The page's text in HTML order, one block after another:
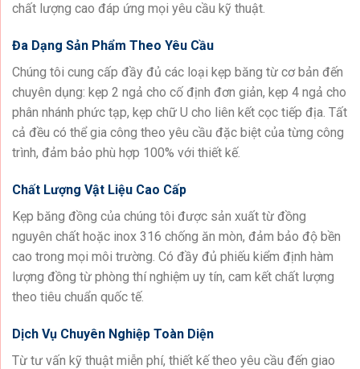
chất lượng cao đáp ứng mọi yêu cầu kỹ thuật.
Đa Dạng Sản Phẩm Theo Yêu Cầu
Chúng tôi cung cấp đầy đủ các loại kẹp băng từ cơ bản đến
chuyên dụng: kẹp 2 ngả cho cố định đơn giản, kẹp 4 ngả cho
phân nhánh phức tạp, kẹp chữ U cho liên kết cọc tiếp địa. Tất
cả đều có thể gia công theo yêu cầu đặc biệt của từng công
trình, đảm bảo phù hợp 100% với thiết kế.
Chất Lượng Vật Liệu Cao Cấp
Kẹp băng đồng của chúng tôi được sản xuất từ đồng
nguyên chất hoặc inox 316 chống ăn mòn, đảm bảo độ bền
cao trong mọi môi trường. Có đầy đủ phiếu kiểm định hàm
lượng đồng từ phòng thí nghiệm uy tín, cam kết chất lượng
theo tiêu chuẩn quốc tế.
Dịch Vụ Chuyên Nghiệp Toàn Diện
Từ tư vấn kỹ thuật miễn phí, thiết kế theo yêu cầu đến giao